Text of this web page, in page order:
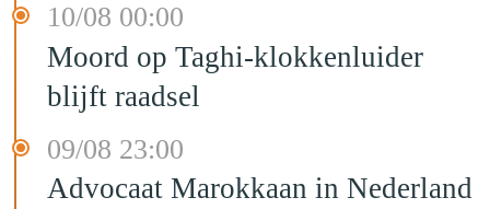
10/08 00:00
Moord op Taghi-klokkenluider
blijft raadsel
09/08 23:00
Advocaat Marokkaan in Nederland